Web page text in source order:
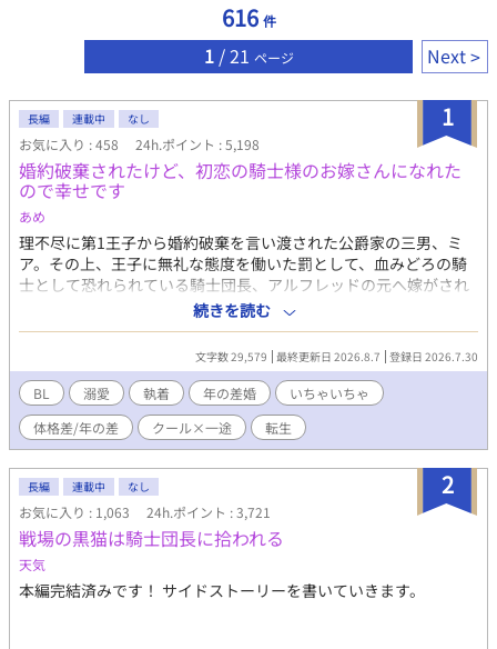
616 件
1/ 21 ページ Next
1
長編 連載中 なし
お気に入り : 458 24h.ポイント : 5,198
婚約破棄されたけど、初恋の騎士様のお嫁さんになれた
ので幸せです
あめ
理不尽に第1王子から婚約破棄を言い渡された公爵家の三男、ミ
ア。その上、王子に無礼な態度を働いた罰として、血みどろの騎
士として恐れられている騎士団長、アルフレッドの元へ嫁がされ
ることに。 しかし、アルフレッドはミアの初恋の人で...。 この恋
は一方通行、きっと愛してはもらえない。それでも好きな人のそ
ばにいられるならそれでいい。そんな気持ちで嫁いだミアだった
が、アルフレッドは、ミアをどうやら溺愛してくれているようで
_？ 「…お前は、本当に愛らしいな」 「や、やめてください…！
心臓が持たないです…！」 時々波乱もありつついつもラブラブお
しどり夫婦(夫夫)の日常。 ────── ※ムーンライトノベルズ
様でも連載しております。
続きを読む
文字数 29,579 最終更新日 2026.8.7 登録日 2026.7.30
BL 溺愛 執着 年の差婚
いちゃいちゃ
体格差/年の差
クール×一途 転生
2
長編 連載中 なし
お気に入り : 1,063 24h.ポイント : 3,721
戦場の黒猫は騎士団長に拾われる
天気
本編完結済みです！ サイドストーリーを書いていきます。